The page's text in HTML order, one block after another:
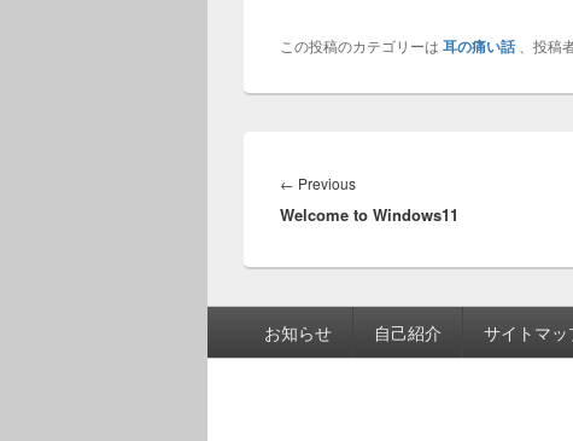
この投稿のカテゴリーは 耳の痛い話、投稿
稿
ナ
ゲ
シ
ョ
ン
← PreviousPrevious
post:
Welcome to Windows11
お知らせ 自己紹介 サイトマッ